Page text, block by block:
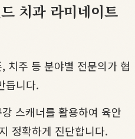
치과 라미네이트
치주 등 분야별 전문의가 협
듭니다.
스캐너를 활용하여 육안
정확하게 진단합니다.